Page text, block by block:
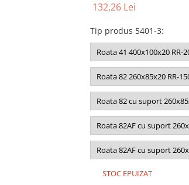
132,26 Lei
Tip produs 5401-3:
Roata 41 400x100x20 RR-
Roata 82 260x85x20 RR-
Roata 82 cu suport
Roata 82AF cu suport
Roata 82AF cu suport
STOC EPUIZAT